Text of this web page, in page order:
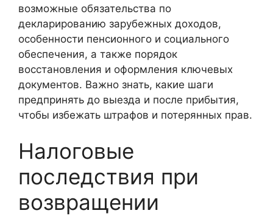
возможные обязательства по
декларированию зарубежных доходов,
особенности пенсионного и социального
обеспечения, а также порядок
восстановления и оформления ключевых
документов. Важно знать, какие шаги
предпринять до выезда и после прибытия,
чтобы избежать штрафов и потерянных прав.
Налоговые
последствия при
возвращении